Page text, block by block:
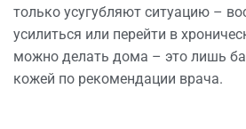
только усугубляют ситуацию –
усилиться или перейти в
можно делать дома – это лишь
кожей по рекомендации врача.